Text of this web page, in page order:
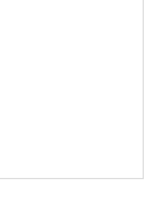
كرة سلة